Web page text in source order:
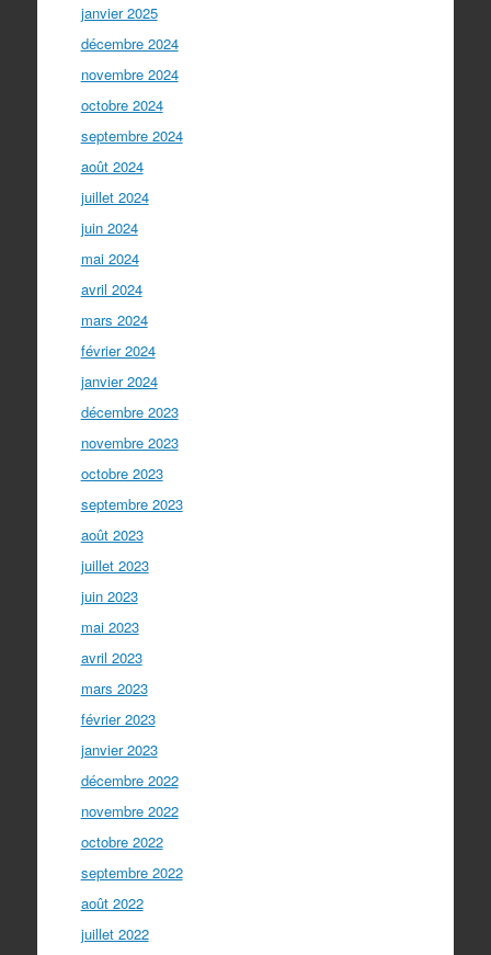
janvier 2025
décembre 2024
novembre 2024
octobre 2024
septembre 2024
août 2024
juillet 2024
juin 2024
mai 2024
avril 2024
mars 2024
février 2024
janvier 2024
décembre 2023
novembre 2023
octobre 2023
septembre 2023
août 2023
juillet 2023
juin 2023
mai 2023
avril 2023
mars 2023
février 2023
janvier 2023
décembre 2022
novembre 2022
octobre 2022
septembre 2022
août 2022
juillet 2022